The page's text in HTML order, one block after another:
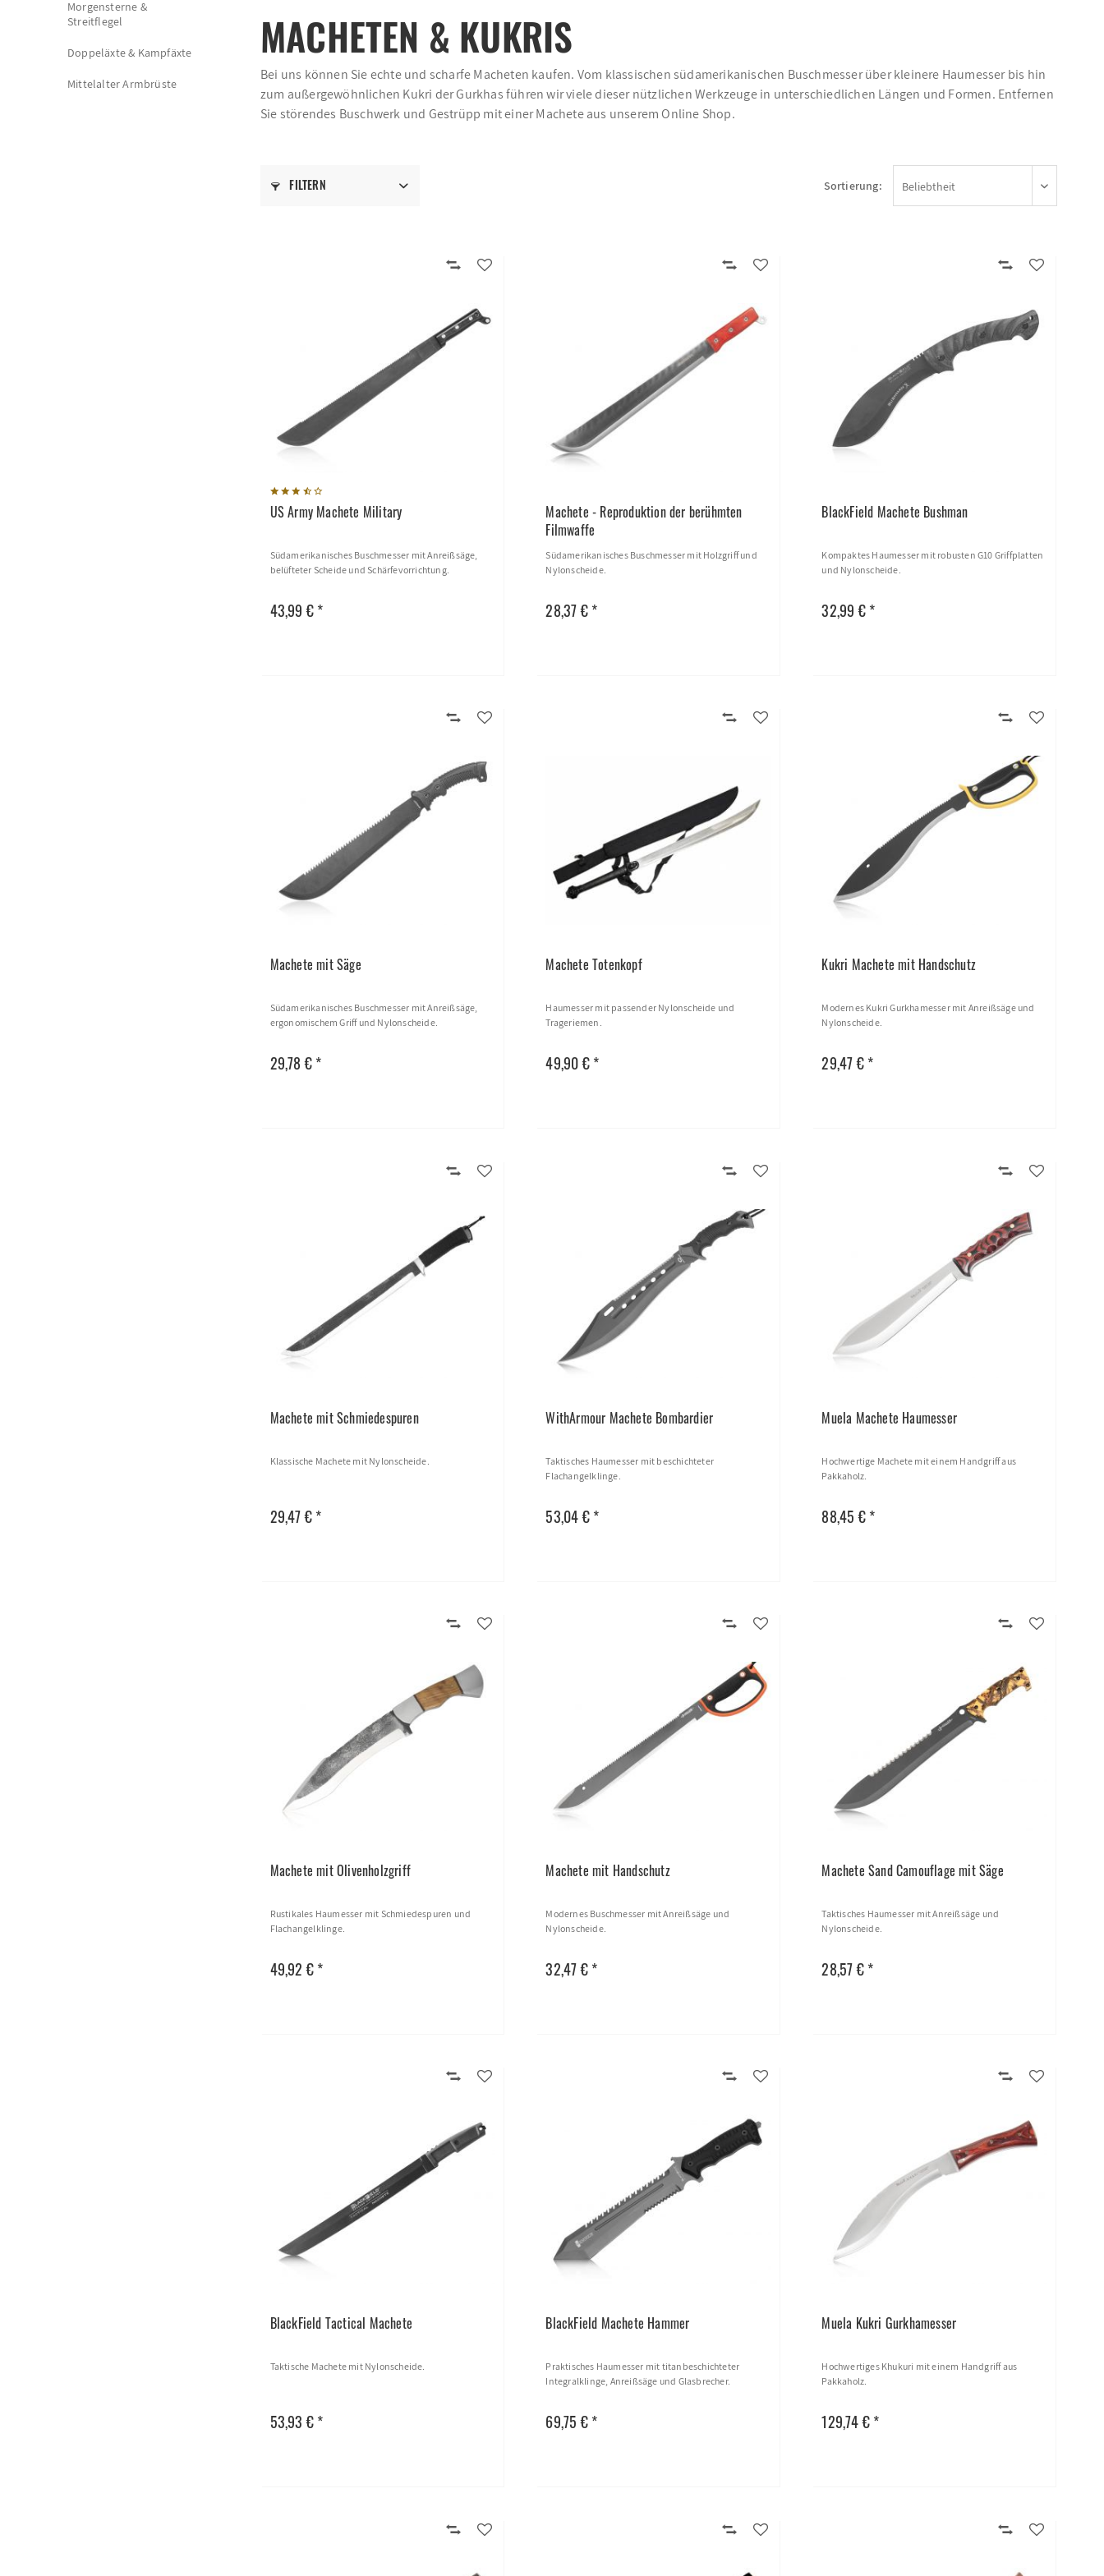
Morgensterne &
Streitflegel
Doppeläxte & Kampfäxte
Mittelalter Armbrüste
MACHETEN & KUKRIS
Bei uns können Sie echte und scharfe Macheten kaufen. Vom klassischen südamerikanischen Buschmesser über kleinere Haumesser bis hin
zum außergewöhnlichen Kukri der Gurkhas führen wir viele dieser nützlichen Werkzeuge in unterschiedlichen Längen und Formen. Entfernen
Sie störendes Buschwerk und Gestrüpp mit einer Machete aus unserem Online Shop.
FILTERN Sortierung:
US Army Machete Military
Südamerikanisches Buschmesser mit Anreißsäge,
belüfteter Scheide und Schärfevorrichtung.
43,99 € *
Machete - Reproduktion der berühmten
Filmwaffe
Südamerikanisches Buschmesser mit Holzgriff und
Nylonscheide.
28,37 € *
BlackField Machete Bushman
Kompaktes Haumesser mit robusten G10 Griffplatten
und Nylonscheide.
32,99 € *
Machete mit Säge
Südamerikanisches Buschmesser mit Anreißsäge,
ergonomischem Griff und Nylonscheide.
29,78 € *
Machete Totenkopf
Haumesser mit passender Nylonscheide und
Trageriemen.
49,90 € *
Kukri Machete mit Handschutz
Modernes Kukri Gurkhamesser mit Anreißsäge und
Nylonscheide.
29,47 € *
Machete mit Schmiedespuren
Klassische Machete mit Nylonscheide.
29,47 € *
WithArmour Machete Bombardier
Taktisches Haumesser mit beschichteter
Flachangelklinge.
53,04 € *
Muela Machete Haumesser
Hochwertige Machete mit einem Handgriff aus
Pakkaholz.
88,45 € *
Machete mit Olivenholzgriff
Rustikales Haumesser mit Schmiedespuren und
Flachangelklinge.
49,92 € *
Machete mit Handschutz
Modernes Buschmesser mit Anreißsäge und
Nylonscheide.
32,47 € *
Machete Sand Camouflage mit Säge
Taktisches Haumesser mit Anreißsäge und
Nylonscheide.
28,57 € *
BlackField Tactical Machete
Taktische Machete mit Nylonscheide.
53,93 € *
BlackField Machete Hammer
Praktisches Haumesser mit titanbeschichteter
Integralklinge, Anreißsäge und Glasbrecher.
69,75 € *
Muela Kukri Gurkhamesser
Hochwertiges Khukuri mit einem Handgriff aus
Pakkaholz.
129,74 € *